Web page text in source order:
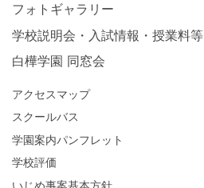
フォトギャラリー
学校説明会・入試情報・授業料等
白樺学園 同窓会
アクセスマップ
スクールバス
学園案内パンフレット
学校評価
いじめ事案基本方針